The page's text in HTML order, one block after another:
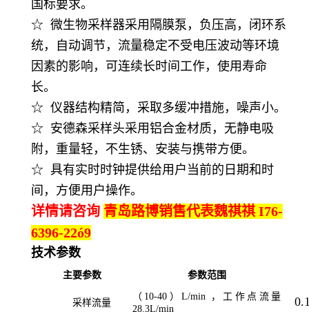
国标要求。
☆ 微生物采样器采用隔膜泵，负压高，闭环系
统，自动调节，流量稳定不受电压波动等环境
因素的影响，可连续长时间工作，使用寿命
长。
☆ 仪器结构精简，采取多缓冲措施，噪声小。
☆ 安德森采样头采用铝合金材质，无静电吸
附，重量轻，不生锈、安装与携带方便。
☆ 具有实时时钟提供给用户当前的日期和时
间，方便用户操作。
详情请咨询 青岛路博销售代表魏祺祺 I76-
6396-22ó9
技术参数
主要参数 参数范围
采样流量
（10-40）L/min ，工作点流量
28.3L/min